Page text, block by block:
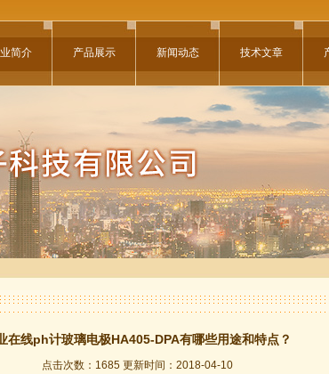
简介 产品展示 新闻动态 技术文章
在线ph计玻璃电极HA405-DPA有哪些用途和特点？
点击次数：1685 更新时间：2018-04-10